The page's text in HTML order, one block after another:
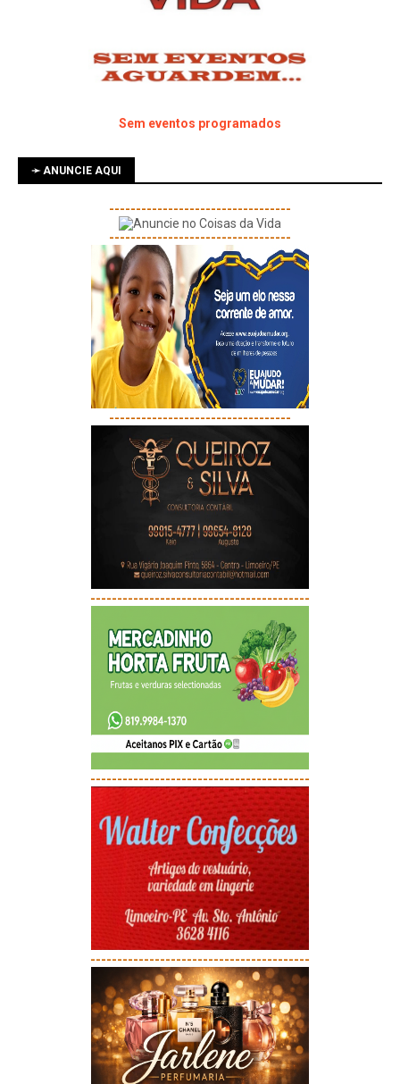
Sem eventos programados
➛ ANUNCIE AQUI
----------------------------------
----------------------------------
----------------------------------
-----------------------------------------
-----------------------------------------
-----------------------------------------